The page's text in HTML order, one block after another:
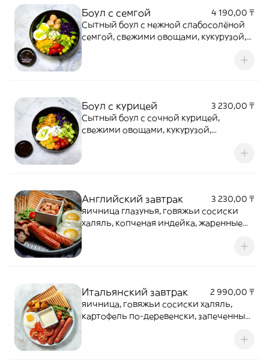
Боул с семгой
4 190,00 ₸
Сытный боул с нежной слабосолёной
семгой, свежими овощами, кукурузой,
томатами черри, сливочным сыром и
Боул с курицей
3 230,00 ₸
Сытный боул с сочной курицей,
свежими овощами, кукурузой,
Английский завтрак
3 230,00 ₸
яичница глазунья, говяжьи сосиски
халяль, копченая индейка, жаренные
томатном соусе, микс салат, тостовый
Итальянский завтрак
2 990,00 ₸
яичница, говяжьи сосиски халяль,
картофель по-деревенски, запеченные